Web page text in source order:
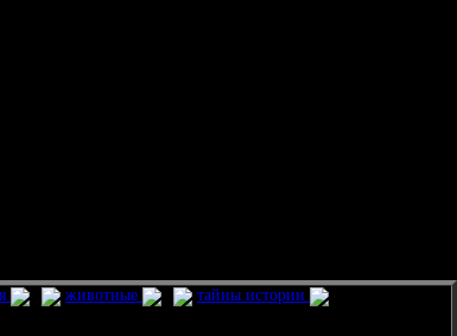
животные
тайны истории